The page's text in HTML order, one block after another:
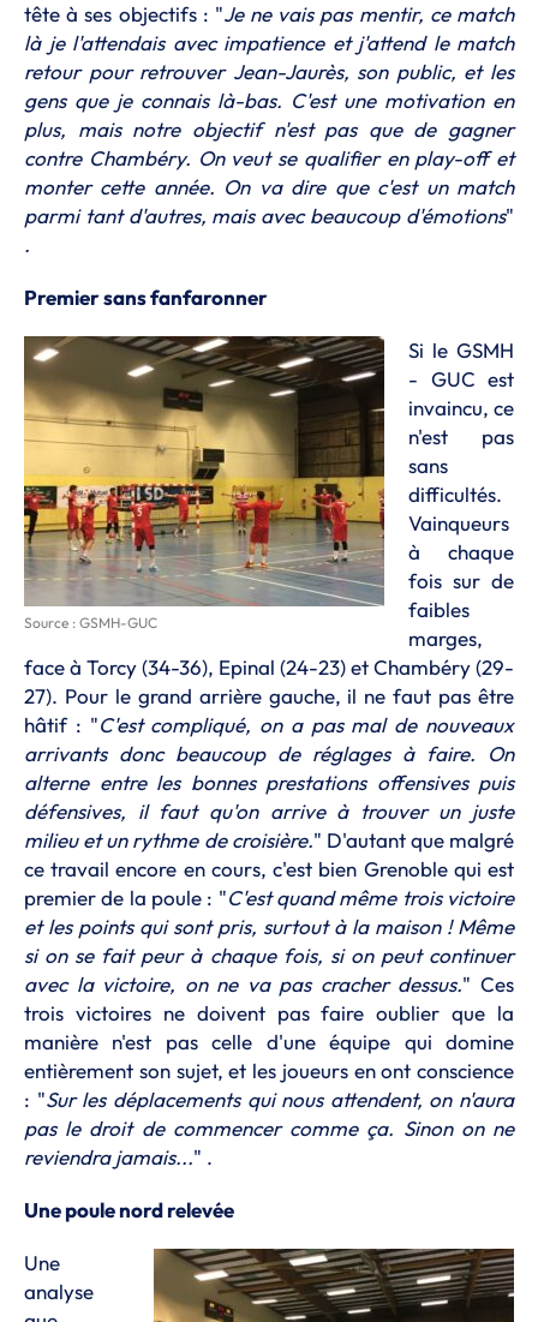
tête à ses objectifs : "Je ne vais pas mentir, ce match
là je l'attendais avec impatience et j'attend le match
retour pour retrouver Jean-Jaurès, son public, et les
gens que je connais là-bas. C'est une motivation en
plus, mais notre objectif n'est pas que de gagner
contre Chambéry. On veut se qualifier en play-off et
monter cette année. On va dire que c'est un match
parmi tant d'autres, mais avec beaucoup d'émotions"
.
Premier sans fanfaronner
Source : GSMH-GUC
Si le GSMH
- GUC est
invaincu, ce
n'est pas
sans
difficultés.
Vainqueurs
à chaque
fois sur de
faibles
marges,
face à Torcy (34-36), Epinal (24-23) et Chambéry (29-
27). Pour le grand arrière gauche, il ne faut pas être
hâtif : "C'est compliqué, on a pas mal de nouveaux
arrivants donc beaucoup de réglages à faire. On
alterne entre les bonnes prestations offensives puis
défensives, il faut qu'on arrive à trouver un juste
milieu et un rythme de croisière." D'autant que malgré
ce travail encore en cours, c'est bien Grenoble qui est
premier de la poule : "C'est quand même trois victoire
et les points qui sont pris, surtout à la maison ! Même
si on se fait peur à chaque fois, si on peut continuer
avec la victoire, on ne va pas cracher dessus." Ces
trois victoires ne doivent pas faire oublier que la
manière n'est pas celle d'une équipe qui domine
entièrement son sujet, et les joueurs en ont conscience
: "Sur les déplacements qui nous attendent, on n'aura
pas le droit de commencer comme ça. Sinon on ne
reviendra jamais..." .
Une poule nord relevée
Une
analyse